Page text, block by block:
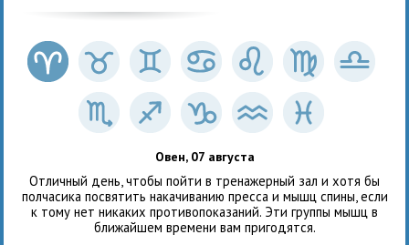
Овен, 07 августа
Отличный день, чтобы пойти в тренажерный зал и хотя бы
полчасика посвятить накачиванию пресса и мышц спины, если
к тому нет никаких противопоказаний. Эти группы мышц в
ближайшем времени вам пригодятся.